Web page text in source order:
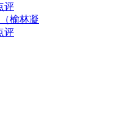
评
榆林凝
评